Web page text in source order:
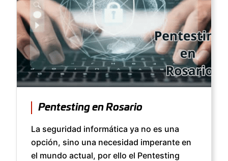
Pentesting en Rosario
La seguridad informática ya no es una
opción, sino una necesidad imperante en
el mundo actual, por ello el Pentesting